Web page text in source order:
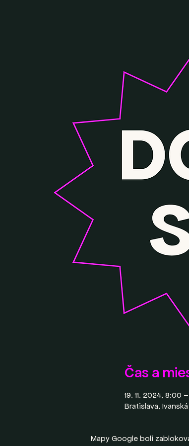
Čas a
19. 11. 2024, 8:00
Bratislava,
Mapy Google boli